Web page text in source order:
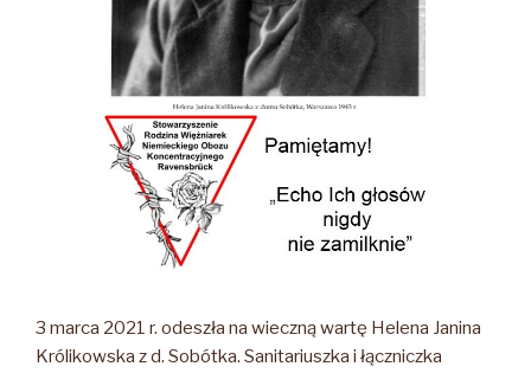
3 marca 2021 r. odeszła na wieczną wartę Helena Janina
Królikowska z d. Sobótka. Sanitariuszka i łączniczka